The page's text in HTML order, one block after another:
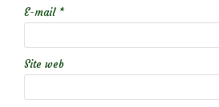
E-mail *
Site web